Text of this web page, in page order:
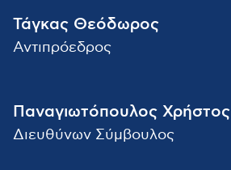
Τάγκας Θεόδωρος
Αντιπρόεδρος
Παναγιωτόπουλος Χρήστος
Διευθύνων Σύμβουλος